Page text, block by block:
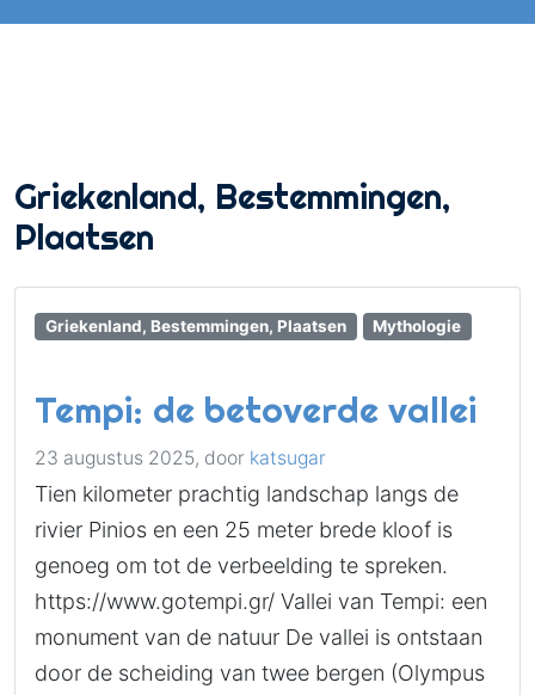
Griekenland, Bestemmingen,
Plaatsen
Griekenland, Bestemmingen, Plaatsen Mythologie
Tempi: de betoverde vallei
23 augustus 2025, door katsugar
Tien kilometer prachtig landschap langs de
rivier Pinios en een 25 meter brede kloof is
genoeg om tot de verbeelding te spreken.
https://www.gotempi.gr/ Vallei van Tempi: een
monument van de natuur De vallei is ontstaan
door de scheiding van twee bergen (Olympus